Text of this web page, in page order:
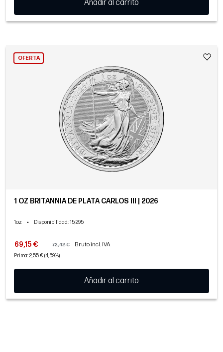
Añadir al carrito
OFERTA
1 OZ BRITANNIA DE PLATA CARLOS III | 2026
1oz • Disponibilidad: 15,295
69,15 € 72,42 € Bruto incl. IVA
Prima: 2,55 € (4,59%)
Añadir al carrito